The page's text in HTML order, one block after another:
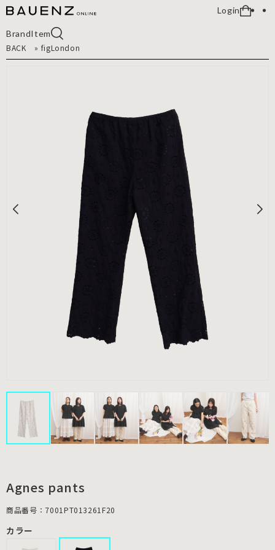
Login
BrandItem
BACK
» figLondon
Agnes pants
商品番号：7001PT013261F20
カラー